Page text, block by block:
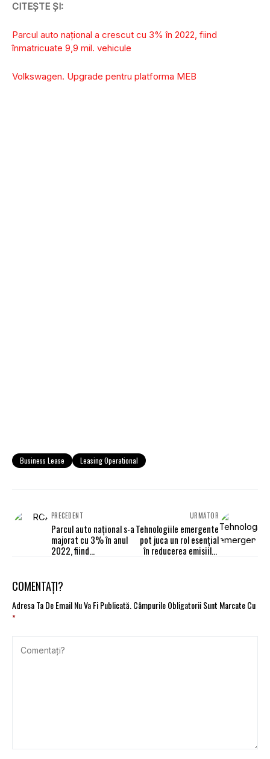
CITEȘTE ȘI:
Parcul auto național a crescut cu 3% în 2022, fiind
înmatricuate 9,9 mil. vehicule
Volkswagen. Upgrade pentru platforma MEB
Business Lease Leasing Operational
PRECEDENT
Parcul auto național s-a
majorat cu 3% în anul
2022, fiind
URMĂTOR
Tehnologiile emergente
pot juca un rol esențial
în reducerea emisiilor
COMENTAȚI?
Adresa Ta De Email Nu Va Fi Publicată.Câmpurile Obligatorii Sunt Marcate Cu
*